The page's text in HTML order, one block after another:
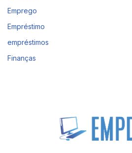
Emprego
Empréstimo
empréstimos
Finanças